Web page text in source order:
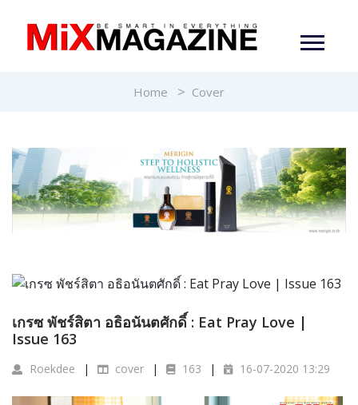
Home Cover
เกรซ พัชร์สิตา อธิอนันตศักดิ์ : Eat Pray Love |
Issue 163
Roekdee cover 163 16-07-2020 13:29